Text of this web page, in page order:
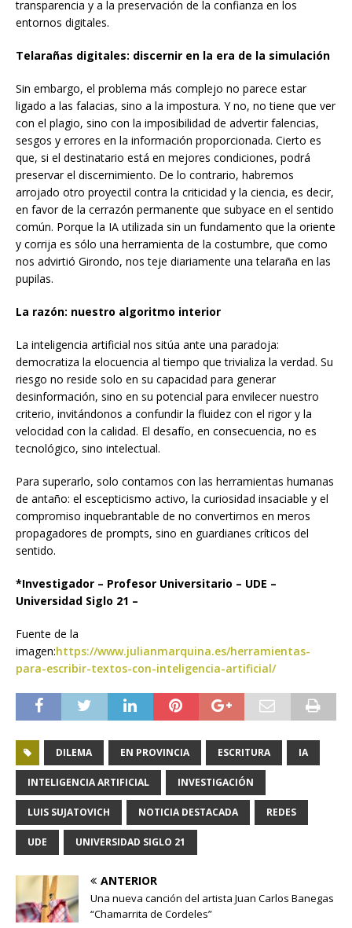
transparencia y a la preservación de la confianza en los
entornos digitales.
Telarañas digitales: discernir en la era de la simulación
Sin embargo, el problema más complejo no parece estar
ligado a las falacias, sino a la impostura. Y no, no tiene que ver
con el plagio, sino con la imposibilidad de advertir falencias,
sesgos y errores en la información proporcionada. Cierto es
que, si el destinatario está en mejores condiciones, podrá
preservar el discernimiento. De lo contrario, habremos
arrojado otro proyectil contra la criticidad y la ciencia, es decir,
en favor de la cerrazón permanente que subyace en el sentido
común. Porque la IA utilizada sin un fundamento que la oriente
y corrija es sólo una herramienta de la costumbre, que como
nos advirtió Girondo, nos teje diariamente una telaraña en las
pupilas.
La razón: nuestro algoritmo interior
La inteligencia artificial nos sitúa ante una paradoja:
democratiza la elocuencia al tiempo que trivializa la verdad. Su
riesgo no reside solo en su capacidad para generar
desinformación, sino en su potencial para envilecer nuestro
criterio, invitándonos a confundir la fluidez con el rigor y la
velocidad con la calidad. El desafío, en consecuencia, no es
tecnológico, sino intelectual.
Para superarlo, solo contamos con las herramientas humanas
de antaño: el escepticismo activo, la curiosidad insaciable y el
compromiso inquebrantable de no convertirnos en meros
propagadores de prompts, sino en guardianes críticos del
sentido.
*Investigador – Profesor Universitario – UDE –
Universidad Siglo 21 –
Fuente de la
imagen:https://www.julianmarquina.es/herramientas-
para-escribir-textos-con-inteligencia-artificial/
DILEMA EN PROVINCIA ESCRITURA IA
INTELIGENCIA ARTIFICIAL INVESTIGACIÓN
LUIS SUJATOVICH NOTICIA DESTACADA REDES
UDE UNIVERSIDAD SIGLO 21
ANTERIOR
Una nueva canción del artista Juan Carlos Banegas
“Chamarrita de Cordeles”